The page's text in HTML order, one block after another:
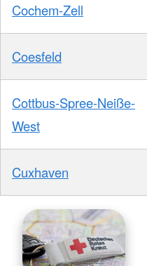
Cochem-Zell
Coesfeld
Cottbus-Spree-Neiße-
West
Cuxhaven